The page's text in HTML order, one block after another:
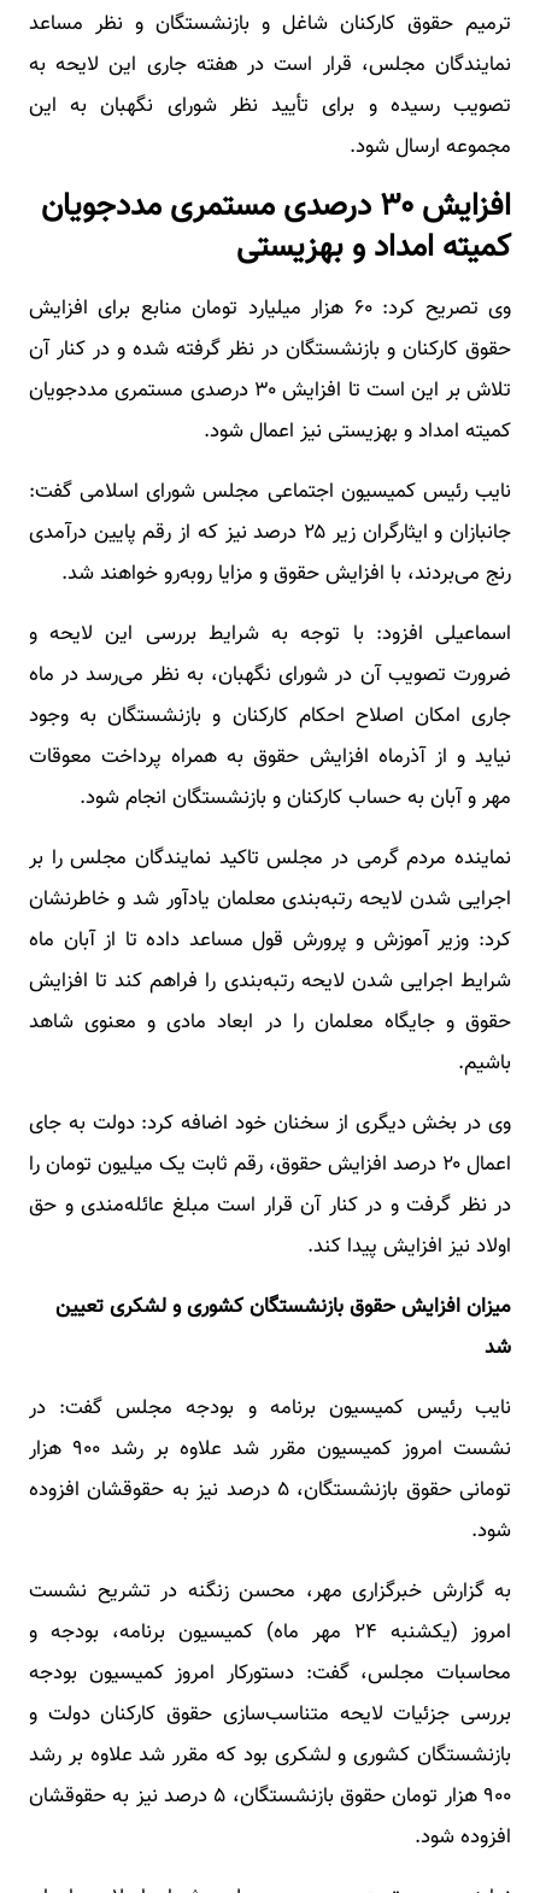
ترمیم حقوق کارکنان شاغل و بازنشستگان و نظر مساعد
نمایندگان مجلس، قرار است در هفته جاری این لایحه به
تصویب رسیده و برای تأیید نظر شورای نگهبان به این
مجموعه ارسال شود.
افزایش ۳۰ درصدی مستمری مددجویان
کمیته امداد و بهزیستی
وی تصریح کرد: ۶۰ هزار میلیارد تومان منابع برای افزایش
حقوق کارکنان و بازنشستگان در نظر گرفته شده و در کنار آن
تلاش بر این است تا افزایش ۳۰ درصدی مستمری مددجویان
کمیته امداد و بهزیستی نیز اعمال شود.
نایب رئیس کمیسیون اجتماعی مجلس شورای اسلامی گفت:
جانبازان و ایثارگران زیر ۲۵ درصد نیز که از رقم پایین درآمدی
رنج می‌بردند، با افزایش حقوق و مزایا روبه‌رو خواهند شد.
اسماعیلی افزود: با توجه به شرایط بررسی این لایحه و
ضرورت تصویب آن در شورای نگهبان، به نظر می‌رسد در ماه
جاری امکان اصلاح احکام کارکنان و بازنشستگان به وجود
نیاید و از آذرماه افزایش حقوق به همراه پرداخت معوقات
مهر و آبان به حساب کارکنان و بازنشستگان انجام شود.
نماینده مردم گرمی در مجلس تاکید نمایندگان مجلس را بر
اجرایی شدن لایحه رتبه‌بندی معلمان یادآور شد و خاطرنشان
کرد: وزیر آموزش و پرورش قول مساعد داده تا از آبان ماه
شرایط اجرایی شدن لایحه رتبه‌بندی را فراهم کند تا افزایش
حقوق و جایگاه معلمان را در ابعاد مادی و معنوی شاهد
باشیم.
وی در بخش دیگری از سخنان خود اضافه کرد: دولت به جای
اعمال ۲۰ درصد افزایش حقوق، رقم ثابت یک میلیون تومان را
در نظر گرفت و در کنار آن قرار است مبلغ عائله‌مندی و حق
اولاد نیز افزایش پیدا کند.
میزان افزایش حقوق بازنشستگان کشوری و لشکری تعیین
شد
نایب رئیس کمیسیون برنامه و بودجه مجلس گفت: در
نشست امروز کمیسیون مقرر شد علاوه بر رشد ۹۰۰ هزار
تومانی حقوق بازنشستگان، ۵ درصد نیز به حقوقشان افزوده
شود.
به گزارش خبرگزاری مهر، محسن زنگنه در تشریح نشست
امروز (یکشنبه ۲۴ مهر ماه) کمیسیون برنامه، بودجه و
محاسبات مجلس، گفت: دستورکار امروز کمیسیون بودجه
بررسی جزئیات لایحه متناسب‌سازی حقوق کارکنان دولت و
بازنشستگان کشوری و لشکری بود که مقرر شد علاوه بر رشد
۹۰۰ هزار تومان حقوق بازنشستگان، ۵ درصد نیز به حقوقشان
افزوده شود.